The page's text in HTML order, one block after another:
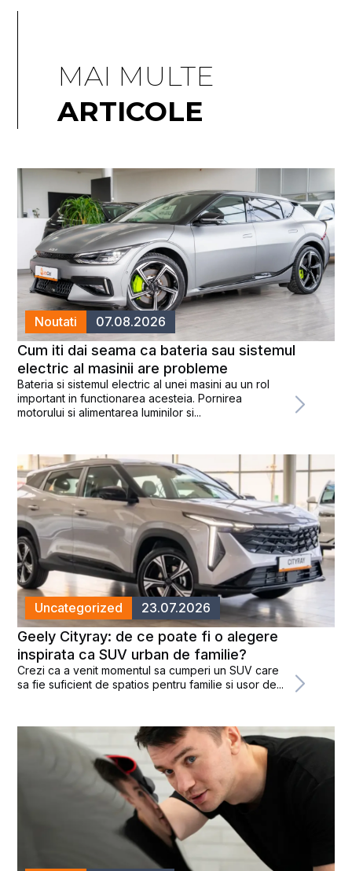
MAI MULTE
ARTICOLE
Noutati 07.08.2026
Cum iti dai seama ca bateria sau sistemul
electric al masinii are probleme
Bateria si sistemul electric al unei masini au un rol
important in functionarea acesteia. Pornirea
motorului si alimentarea luminilor si...
Uncategorized 23.07.2026
Geely Cityray: de ce poate fi o alegere
inspirata ca SUV urban de familie?
Crezi ca a venit momentul sa cumperi un SUV care
sa fie suficient de spatios pentru familie si usor de...